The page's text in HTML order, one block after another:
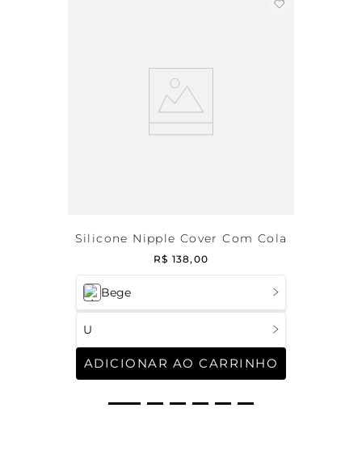
Bege
U
ADICIONAR AO CARRINHO
Silicone Nipple Cover Com Cola
R$ 138, 00